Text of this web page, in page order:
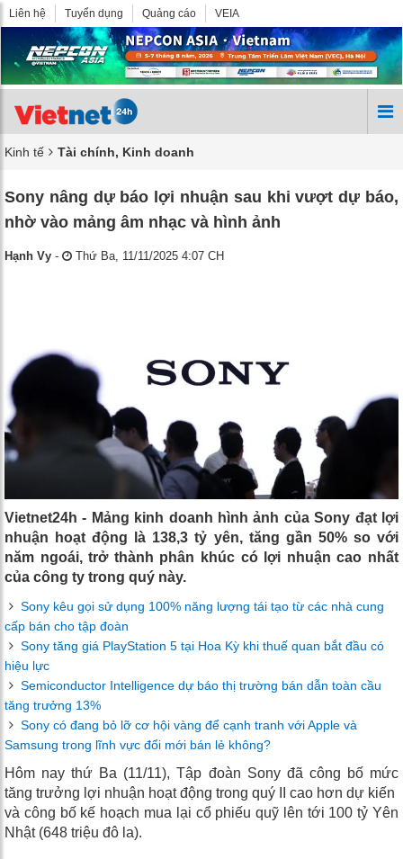
Liên hệ Tuyển dụng Quảng cáo VEIA
Kinh tế Tài chính, Kinh doanh
Sony nâng dự báo lợi nhuận sau khi vượt dự báo,
nhờ vào mảng âm nhạc và hình ảnh
Hạnh Vy - Thứ Ba, 11/11/2025 4:07 CH
Vietnet24h - Mảng kinh doanh hình ảnh của Sony đạt lợi
nhuận hoạt động là 138,3 tỷ yên, tăng gần 50% so với
năm ngoái, trở thành phân khúc có lợi nhuận cao nhất
của công ty trong quý này.
Sony kêu gọi sử dụng 100% năng lượng tái tạo từ các nhà cung
cấp bán cho tập đoàn
Sony tăng giá PlayStation 5 tại Hoa Kỳ khi thuế quan bắt đầu có
hiệu lực
Semiconductor Intelligence dự báo thị trường bán dẫn toàn cầu
tăng trưởng 13%
Sony có đang bỏ lỡ cơ hội vàng để cạnh tranh với Apple và
Samsung trong lĩnh vực đổi mới bán lẻ không?
Hôm nay thứ Ba (11/11), Tập đoàn Sony đã công bố mức
tăng trưởng lợi nhuận hoạt động trong quý II cao hơn dự kiến ​​
và công bố kế hoạch mua lại cổ phiếu quỹ lên tới 100 tỷ Yên
Nhật (648 triệu đô la).